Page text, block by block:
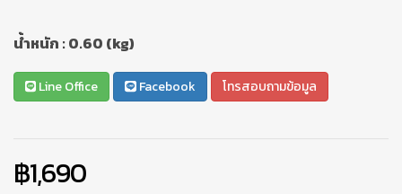
น้ำหนัก :0.60 (kg)
Line Office Facebook โทรสอบถามข้อมูล
฿1,690